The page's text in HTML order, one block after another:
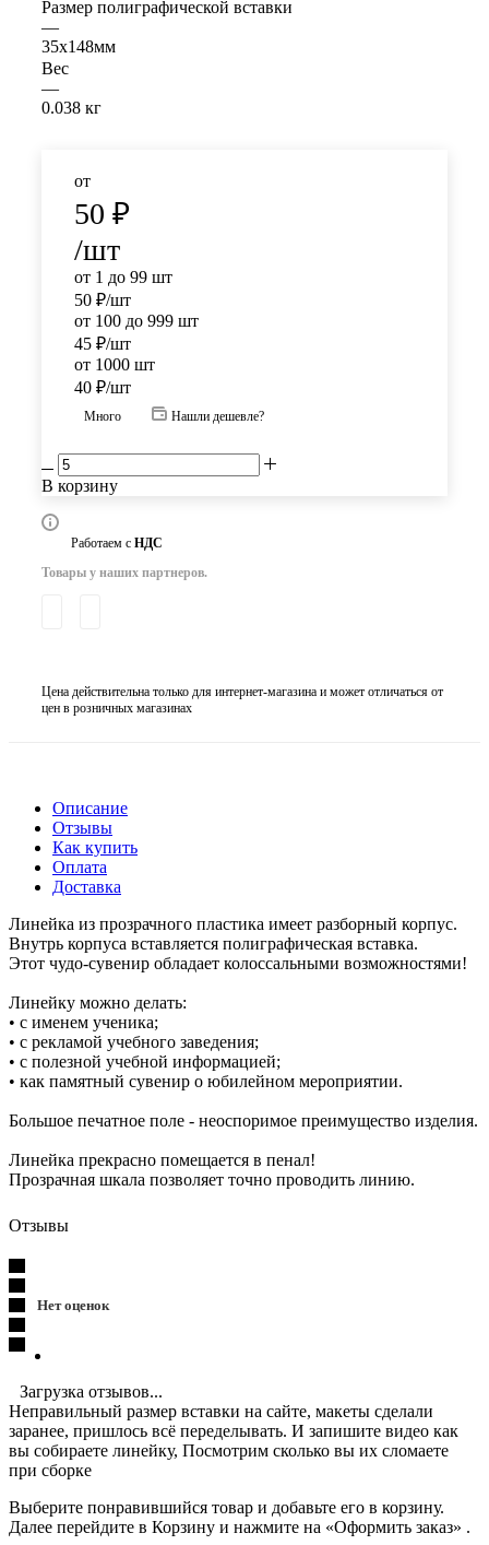
Размер полиграфической вставки
—
35х148мм
Вес
—
0.038 кг
от
50 ₽
/шт
от 1 до 99 шт
50 ₽/шт
от 100 до 999 шт
45 ₽/шт
от 1000 шт
40 ₽/шт
Много Нашли дешевле?
В корзину
Работаем с НДС
Товары у наших партнеров.
Цена действительна только для интернет-магазина и может отличаться от
цен в розничных магазинах
Описание
Отзывы
Как купить
Оплата
Доставка
Линейка из прозрачного пластика имеет разборный корпус.
Внутрь корпуса вставляется полиграфическая вставка.
Этот чудо-сувенир обладает колоссальными возможностями!
Линейку можно делать:
• с именем ученика;
• с рекламой учебного заведения;
• с полезной учебной информацией;
• как памятный сувенир о юбилейном мероприятии.
Большое печатное поле - неоспоримое преимущество изделия.
Линейка прекрасно помещается в пенал!
Прозрачная шкала позволяет точно проводить линию.
Отзывы
Нет оценок
Загрузка отзывов...
Неправильный размер вставки на сайте, макеты сделали
заранее, пришлось всё переделывать. И запишите видео как
вы собираете линейку, Посмотрим сколько вы их сломаете
при сборке
Выберите понравившийся товар и добавьте его в корзину.
Далее перейдите в Корзину и нажмите на «Оформить заказ» .